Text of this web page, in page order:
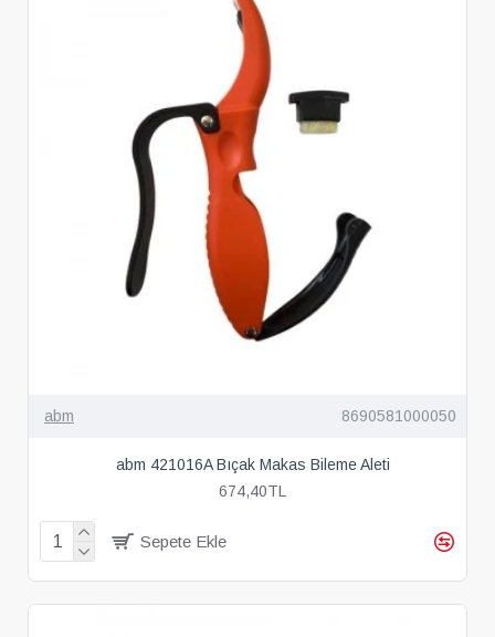
abm 8690581000050
abm 421016A Bıçak Makas Bileme Aleti
674,40TL
Sepete Ekle